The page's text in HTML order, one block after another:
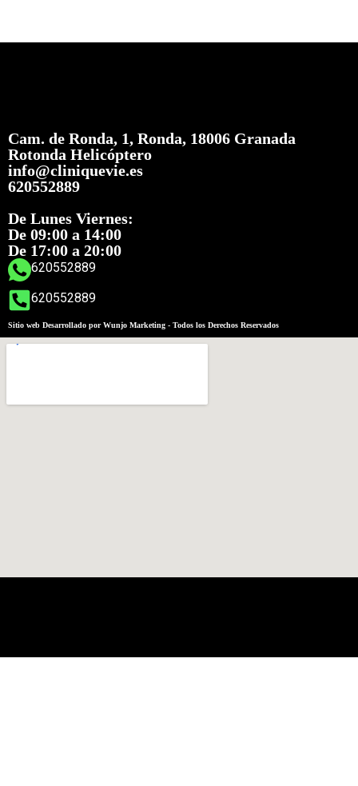
Cam. de Ronda, 1, Ronda, 18006 Granada
Rotonda Helicóptero
info@cliniquevie.es
620552889
De Lunes Viernes:
De 09:00 a 14:00
De 17:00 a 20:00
620552889
620552889
Sitio web Desarrollado por Wunjo Marketing - Todos los Derechos Reservados